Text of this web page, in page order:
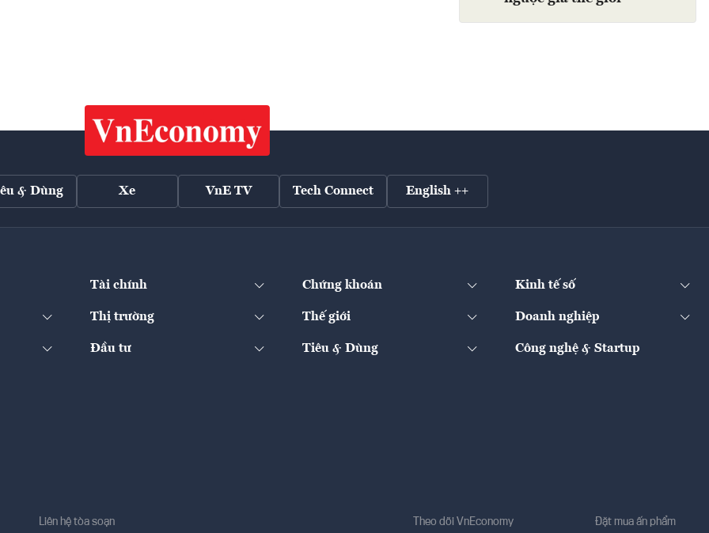
& Dùng Xe VnE TV Tech Connect English ++
Tài chính Chứng khoán Kinh tế số
Thị trường Thế giới Doanh nghiệp
Đầu tư Tiêu & Dùng Công nghệ & Startup
Liên hệ tòa soạn Theo dõi VnEconomy Đặt mua ấn phẩm